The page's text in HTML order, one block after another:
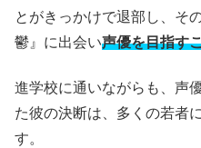
とがきっかけで退部し、そ
鬱』に出会い声優を目指す
進学校に通いながらも、声
た彼の決断は、多くの若者
す。